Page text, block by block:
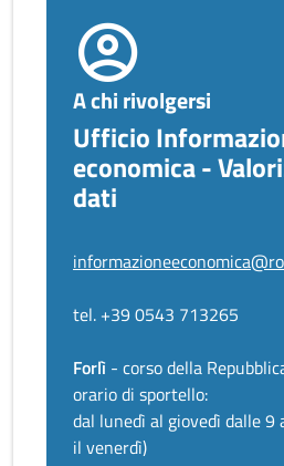
A chi rivolgersi
Ufficio
economica -
dati
tel. +39 0543 713265
Forlì - corso della
orario di sportello:
dal lunedì al giovedì dalle 9
il venerdì)